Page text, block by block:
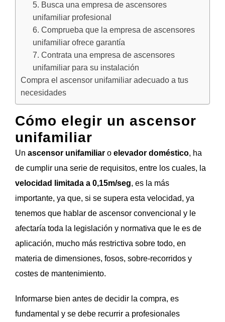
5. Busca una empresa de ascensores
unifamiliar profesional
6. Comprueba que la empresa de ascensores
unifamiliar ofrece garantía
7. Contrata una empresa de ascensores
unifamiliar para su instalación
Compra el ascensor unifamiliar adecuado a tus
necesidades
Cómo elegir un ascensor
unifamiliar
Un ascensor unifamiliar o elevador doméstico, ha
de cumplir una serie de requisitos, entre los cuales, la
velocidad limitada a 0,15m/seg, es la más
importante, ya que, si se supera esta velocidad, ya
tenemos que hablar de ascensor convencional y le
afectaría toda la legislación y normativa que le es de
aplicación, mucho más restrictiva sobre todo, en
materia de dimensiones, fosos, sobre-recorridos y
costes de mantenimiento.
Informarse bien antes de decidir la compra, es
fundamental y se debe recurrir a profesionales